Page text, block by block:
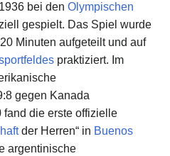
bei den Olympischen
gespielt. Das Spiel wurde
Minuten aufgeteilt und auf
praktiziert. Im
gegen Kanada
fand die erste offizielle
der Herren“ in Buenos
argentinische